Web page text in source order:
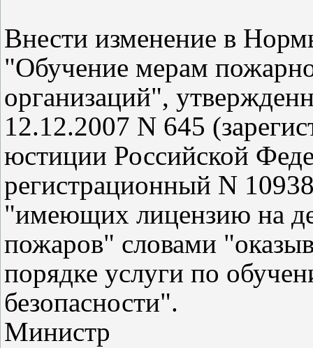
Внести изменение в
"Обучение мерам
организаций",
12.12.2007 N 645
юстиции Российской
регистрационный N
"имеющих лицензию на
пожаров" словами
порядке услуги по
безопасности".
Министр